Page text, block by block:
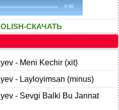
0:00
СКАЧАТЬ
- Meni Kechir (xit)
- Layloyimsan (minus)
- Sevgi Balki Bu Jannat